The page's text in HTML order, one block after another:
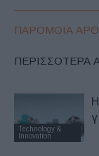
ΠΑΡΟΜΟΙΑ
ΠΕΡΙΣΣΟΤΕΡΑ
Technology &
Innovation